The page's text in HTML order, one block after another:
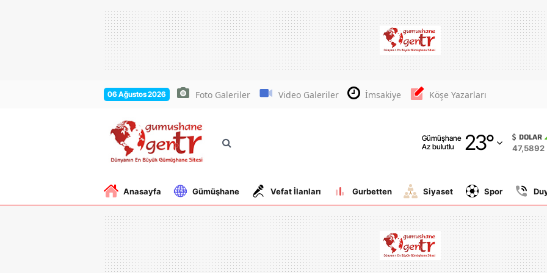
06 Ağustos 2026 Foto Galeriler Video Galeriler İmsakiye Köşe Yazarları
Gümüşhane
Az bulutlu
23°
Adana
Adıyaman
Amasya
Antalya
Aydın
Balıkesir
DOLAR
47,5892
Anasayfa Gümüşhane Vefat İlanları Gurbetten Siyaset Spor